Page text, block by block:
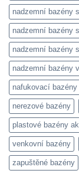
nadzemní bazény
nadzemní bazény
nadzemní bazény
nadzemní bazény
nafukovací bazény
nerezové bazény
plastové bazény
venkovní bazény
zapuštěné bazény